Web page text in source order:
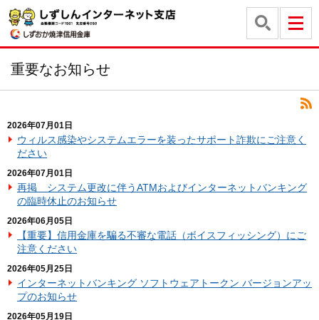
重要なお知らせ
2026年07月01日
ウィルス感染やシステムエラーを装ったサポート詐欺にご注意く
ださい
2026年07月01日
再掲 システム更改に伴うATMおよびインターネットバンキング
の臨時休止のお知らせ
2026年06月05日
【重要】信用金庫を騙る不審な電話（ボイスフィッシング）にご
注意ください
2026年05月25日
インターネットバンキング ソフトウェアトークン バージョンアッ
プのお知らせ
2026年05月19日